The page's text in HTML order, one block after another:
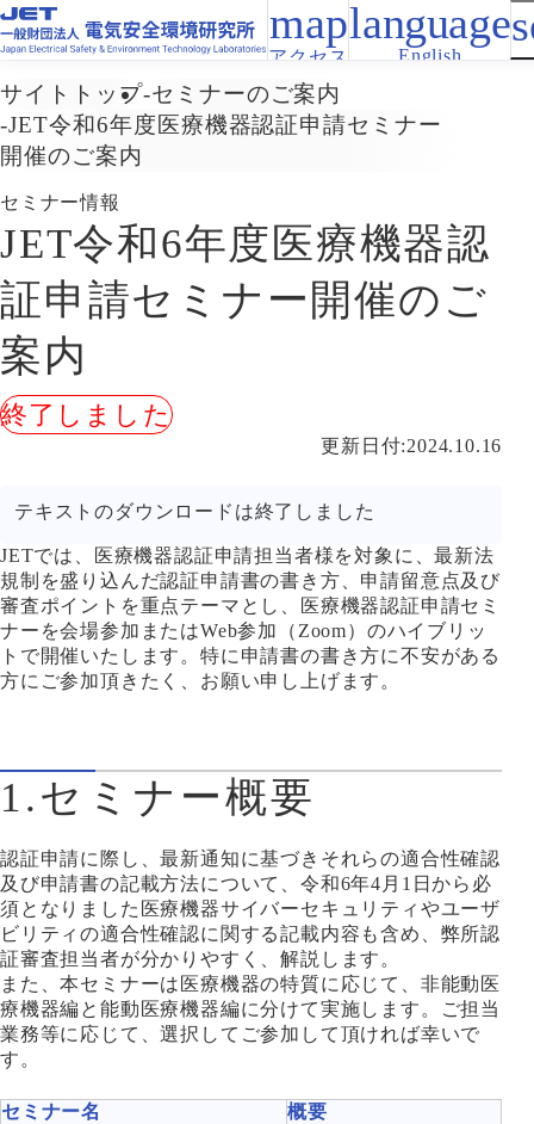
アクセス English
サイトトップ セミナーのご案内
JET令和6年度医療機器認証申請セミナー
開催のご案内
セミナー情報
JET令和6年度医療機器認
証申請セミナー開催のご
案内
更新日付:2024.10.16
テキストのダウンロードは終了しました
JETでは、医療機器認証申請担当者様を対象に、最新法
規制を盛り込んだ認証申請書の書き方、申請留意点及び
審査ポイントを重点テーマとし、医療機器認証申請セミ
ナーを会場参加またはWeb参加（Zoom）のハイブリッ
トで開催いたします。特に申請書の書き方に不安がある
方にご参加頂きたく、お願い申し上げます。
1.セミナー概要
認証申請に際し、最新通知に基づきそれらの適合性確認
及び申請書の記載方法について、令和6年4月1日から必
須となりました医療機器サイバーセキュリティやユーザ
ビリティの適合性確認に関する記載内容も含め、弊所認
証審査担当者が分かりやすく、解説します。
また、本セミナーは医療機器の特質に応じて、非能動医
療機器編と能動医療機器編に分けて実施します。ご担当
業務等に応じて、選択してご参加して頂ければ幸いで
す。
セミナー名
概要